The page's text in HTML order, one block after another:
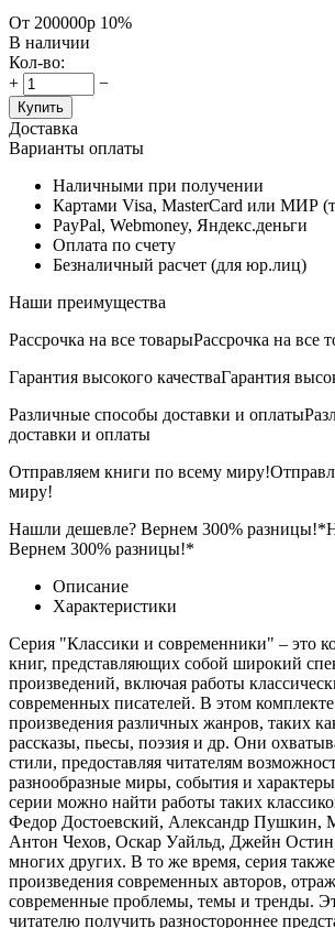
От 200000р 10%
В наличии
Кол-во:
+
−
Купить
Доставка
Варианты оплаты
Наличными при получении
Картами Visa, MasterCard или МИР
PayPal, Webmoney, Яндекс.деньги
Оплата по счету
Безналичный расчет (для юр.лиц)
Наши преимущества
Рассрочка на все товарыРассрочка на все
Гарантия высокого качестваГарантия
Различные способы доставки и оплаты
доставки и оплаты
Отправляем книги по всему миру!
миру!
Нашли дешевле? Вернем 300% разницы!*
Вернем 300% разницы!*
Описание
Характеристики
Серия "Классики и современники" – это
книг, представляющих собой широкий
произведений, включая работы
современных писателей. В этом
произведения различных жанров, таких
рассказы, пьесы, поэзия и др. Они
стили, предоставляя читателям
разнообразные миры, события и
серии можно найти работы таких
Федор Достоевский, Александр Пушкин,
Антон Чехов, Оскар Уайльд, Джейн
многих других. В то же время, серия также
произведения современных авторов,
современные проблемы, темы и тренды.
читателю получить разностороннее